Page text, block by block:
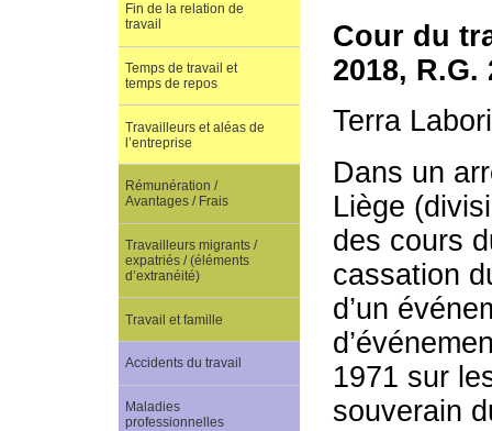
Cour du
2018, R.G.
Terra
Dans un
Liège
des cours
cassation
d’un
1971 sur
souverain
Fin de la relation de
travail
Temps de travail et
temps de repos
Travailleurs et aléas de
l’entreprise
Rémunération /
Avantages / Frais
Travailleurs migrants /
expatriés / (éléments
d’extranéité)
Travail et famille
Accidents du travail
Maladies
professionnelles